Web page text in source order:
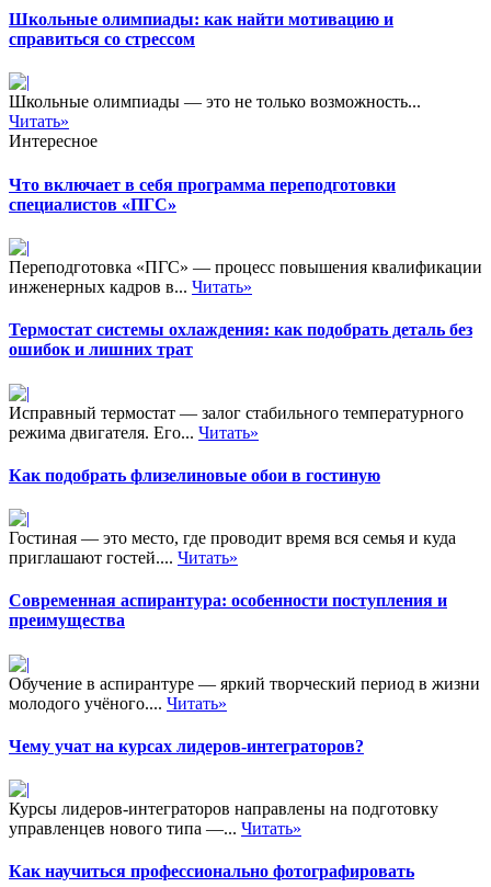
Школьные олимпиады: как найти мотивацию и
справиться со стрессом
Школьные олимпиады — это не только возможность...
Читать»
Интересное
Что включает в себя программа переподготовки
специалистов «ПГС»
Переподготовка «ПГС» — процесс повышения квалификации
инженерных кадров в... Читать»
Термостат системы охлаждения: как подобрать деталь без
ошибок и лишних трат
Исправный термостат — залог стабильного температурного
режима двигателя. Его... Читать»
Как подобрать флизелиновые обои в гостиную
Гостиная — это место, где проводит время вся семья и куда
приглашают гостей.... Читать»
Современная аспирантура: особенности поступления и
преимущества
Обучение в аспирантуре — яркий творческий период в жизни
молодого учёного.... Читать»
Чему учат на курсах лидеров-интеграторов?
Курсы лидеров-интеграторов направлены на подготовку
управленцев нового типа —... Читать»
Как научиться профессионально фотографировать